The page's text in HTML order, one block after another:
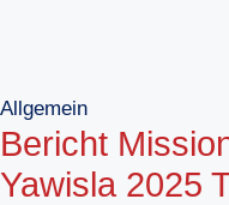
Allgemein
Bericht
Yawisla 2025